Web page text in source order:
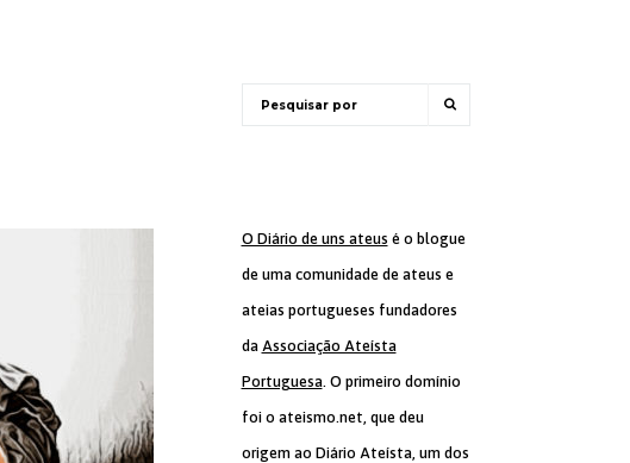
O Diário de uns ateus é o blogue
de uma comunidade de ateus e
ateias portugueses fundadores
da Associação Ateísta
Portuguesa. O primeiro domínio
foi o ateismo.net, que deu
origem ao Diário Ateísta, um dos